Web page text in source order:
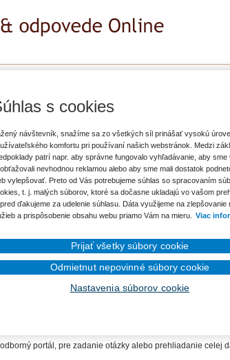
úradu ako je pôsobnosť daňového úradu, v
v pôsobnosti, ktorého si zriadil prevádzkareň?
užívateľovi.
portál, pre zadanie otázky alebo prehliadanie celej
s cookies
návštevník, snažíme sa zo všetkých síl prinášať vysokú
komfortu pri používaní našich webstránok. Medzi
patrí napr. aby správne fungovalo vyhľadávanie, aby sme
nevhodnou reklamou alebo aby sme mali dostatok
vylepšovať. Preto od Vás potrebujeme súhlas so spracovaním
t. j. malých súborov, ktoré sa dočasne ukladajú vo vašom
ďakujeme za udelenie súhlasu. Dáta využijeme na zlepšovanie
a prispôsobenie obsahu webu priamo Vám na mieru.
Viac
Nastavenia súborov cookie
Odmietnut nepovinné súbory cookie
Prijať všetky súbory cookie